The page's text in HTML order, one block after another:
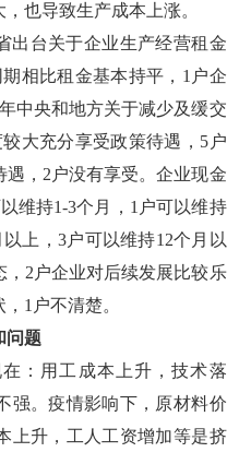
也导致生产成本上涨。
出台关于企业生产经营租金
相比租金基本持平，1户企
中央和地方关于减少及缓交
大充分享受政策待遇，5户
，2户没有享受。企业现金
维持1-3个月，1户可以维持
上，3户可以维持12个月以
，2户企业对后续发展比较乐
1户不清楚。
问题
：用工成本上升，技术落
强。疫情影响下，原材料价
上升，工人工资增加等是挤